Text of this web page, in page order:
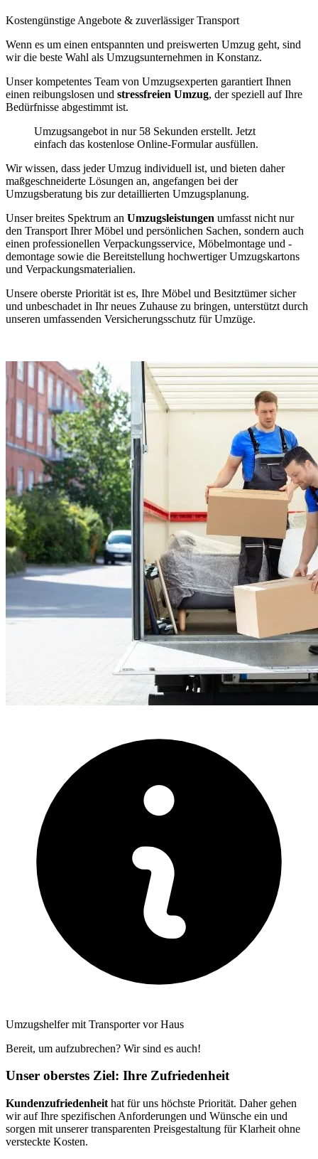
Kostengünstige Angebote & zuverlässiger Transport
Wenn es um einen entspannten und preiswerten Umzug geht, sind
wir die beste Wahl als Umzugsunternehmen in Konstanz.
Unser kompetentes Team von Umzugsexperten garantiert Ihnen
einen reibungslosen und stressfreien Umzug, der speziell auf Ihre
Bedürfnisse abgestimmt ist.
Umzugsangebot in nur 58 Sekunden erstellt. Jetzt
einfach das kostenlose Online-Formular ausfüllen.
Wir wissen, dass jeder Umzug individuell ist, und bieten daher
maßgeschneiderte Lösungen an, angefangen bei der
Umzugsberatung bis zur detaillierten Umzugsplanung.
Unser breites Spektrum an Umzugsleistungen umfasst nicht nur
den Transport Ihrer Möbel und persönlichen Sachen, sondern auch
einen professionellen Verpackungsservice, Möbelmontage und -
demontage sowie die Bereitstellung hochwertiger Umzugskartons
und Verpackungsmaterialien.
Unsere oberste Priorität ist es, Ihre Möbel und Besitztümer sicher
und unbeschadet in Ihr neues Zuhause zu bringen, unterstützt durch
unseren umfassenden Versicherungsschutz für Umzüge.
Umzugshelfer mit Transporter vor Haus
Bereit, um aufzubrechen? Wir sind es auch!
Unser oberstes Ziel: Ihre Zufriedenheit
Kundenzufriedenheit hat für uns höchste Priorität. Daher gehen
wir auf Ihre spezifischen Anforderungen und Wünsche ein und
sorgen mit unserer transparenten Preisgestaltung für Klarheit ohne
versteckte Kosten.